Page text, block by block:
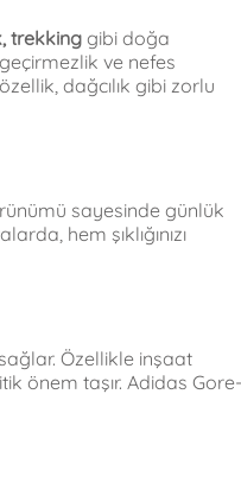
trekking gibi doğa
ve nefes
dağcılık gibi zorlu
sayesinde günlük
hem şıklığınızı
Özellikle inşaat
önem taşır. Adidas Gore-